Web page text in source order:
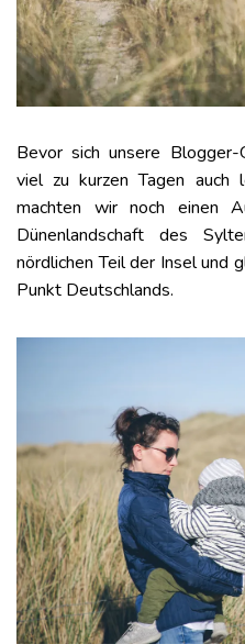
Bevor sich unsere Blogger-
viel zu kurzen Tagen auch
machten wir noch einen
Dünenlandschaft des
nördlichen Teil der Insel und
Punkt Deutschlands.